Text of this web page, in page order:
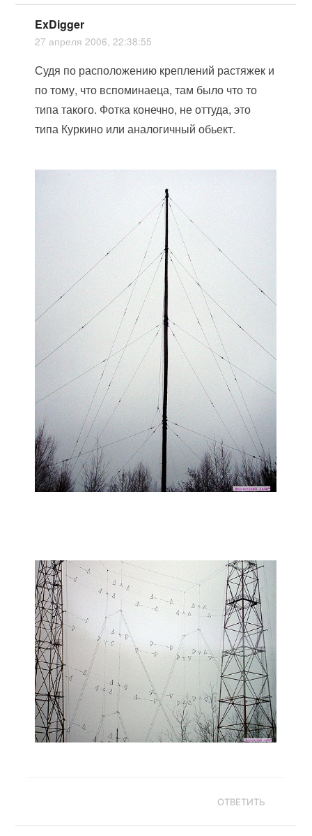
ExDigger
27 апреля 2006, 22:38:55
Судя по расположению креплений растяжек и
по тому, что вспоминаеца, там было что то
типа такого. Фотка конечно, не оттуда, это
типа Куркино или аналогичный обьект.
ОТВЕТИТЬ